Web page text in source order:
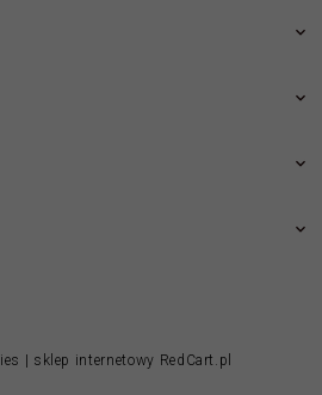
sklep internetowy RedCart.pl